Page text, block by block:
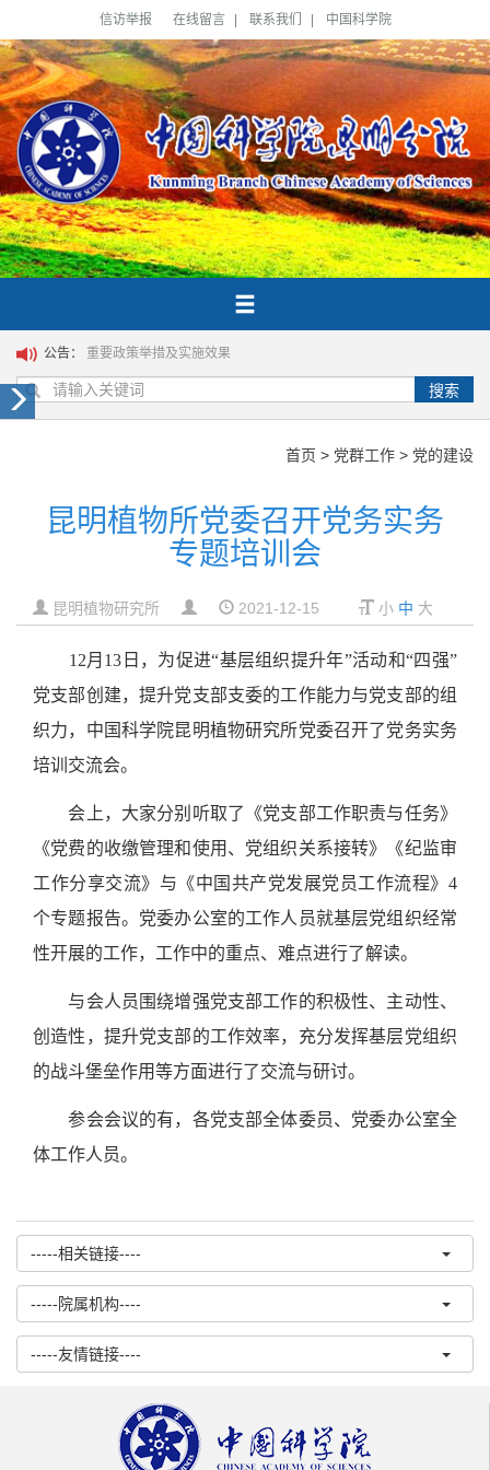
信访举报 在线留言 联系我们 中国科学院
公告： 重要政策举措及实施效果
搜索
首页 > 党群工作 > 党的建设
昆明植物所党委召开党务实务
专题培训会
昆明植物研究所 2021-12-15 小 中 大
12月 13 日，为促进“基层组织提升年”活动和“四强”
党支部创建，提升党支部支委的工作能力与党支部的组
织力，中国科学院昆明植物研究所党委召开了党务实务
培训交流会。
会上，大家分别听取了《党支部工作职责与任务》
《党费的收缴管理和使用、党组织关系接转》《纪监审
工作分享交流》与《中国共产党发展党员工作流程》 4
个专题报告。党委办公室的工作人员就基层党组织经常
性开展的工作，工作中的重点、难点进行了解读。
与会人员围绕增强党支部工作的积极性、主动性、
创造性，提升党支部的工作效率，充分发挥基层党组织
的战斗堡垒作用等方面进行了交流与研讨。
参会会议的有， 各党支部全体委员、党委办公室全
体工作人员。
-----相关链接----
-----院属机构----
-----友情链接----